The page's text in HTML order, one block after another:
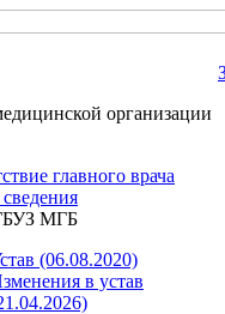
организации
главного врача
МГБ
(06.08.2020)
в устав